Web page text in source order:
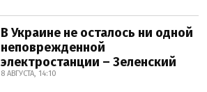
В Украине не осталось ни одной
неповрежденной
электростанции – Зеленский
8 АВГУСТА, 14:10